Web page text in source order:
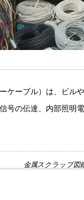
ケーブル）は、ビル
号の伝達、内部照明
金属スクラップ図